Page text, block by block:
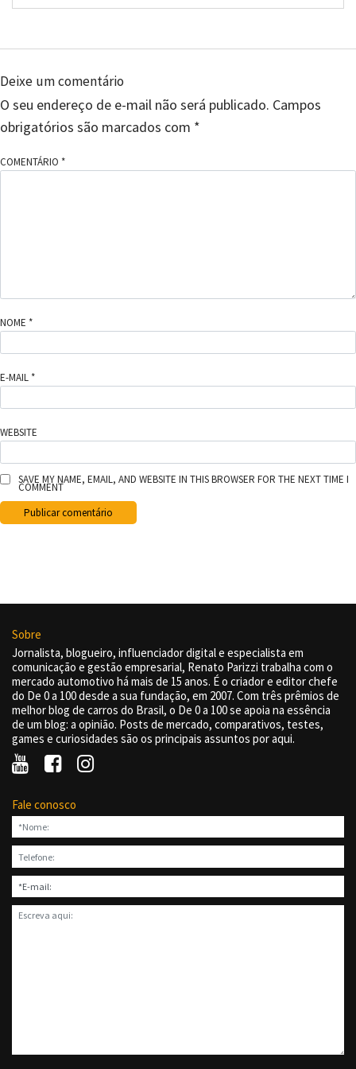
Deixe um comentário
O seu endereço de e-mail não será publicado. Campos
obrigatórios são marcados com *
COMENTÁRIO *
NOME *
E-MAIL *
WEBSITE
SAVE MY NAME, EMAIL, AND WEBSITE IN THIS BROWSER FOR THE NEXT TIME I
COMMENT
Sobre
Jornalista, blogueiro, influenciador digital e especialista em
comunicação e gestão empresarial, Renato Parizzi trabalha com o
mercado automotivo há mais de 15 anos. É o criador e editor chefe
do De 0 a 100 desde a sua fundação, em 2007. Com três prêmios de
melhor blog de carros do Brasil, o De 0 a 100 se apoia na essência
de um blog: a opinião. Posts de mercado, comparativos, testes,
games e curiosidades são os principais assuntos por aqui.
Fale conosco